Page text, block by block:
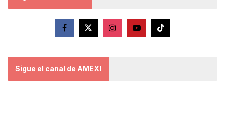
Sigue el canal de AMEXI